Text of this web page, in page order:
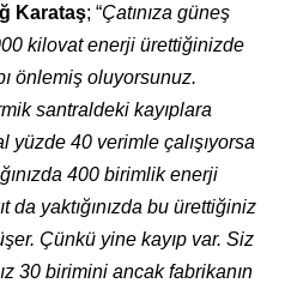
Karataş; “Çatınıza güneş
kilovat enerji ürettiğinizde
önlemiş oluyorsunuz.
santraldeki kayıplara
40 verimle çalışıyorsa
400 birimlik enerji
da yaktığınızda bu ürettiğiniz
Çünkü yine kayıp var. Siz
30 birimini ancak fabrikanın